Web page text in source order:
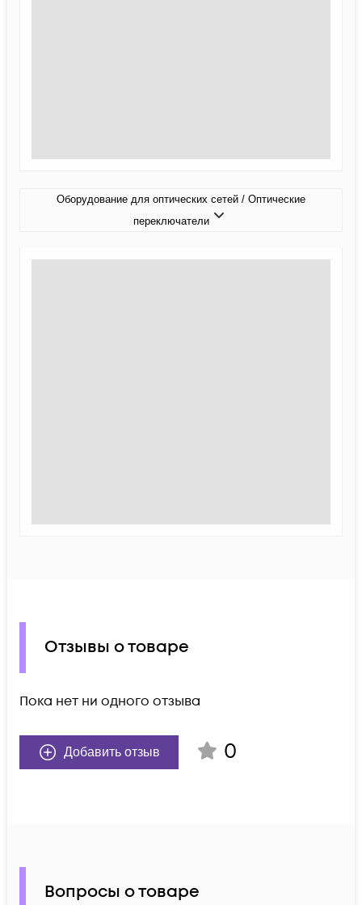
Оборудование для оптических сетей / Оптические
переключатели
Отзывы о товаре
Пока нет ни одного отзыва
Добавить отзыв 0
Вопросы о товаре